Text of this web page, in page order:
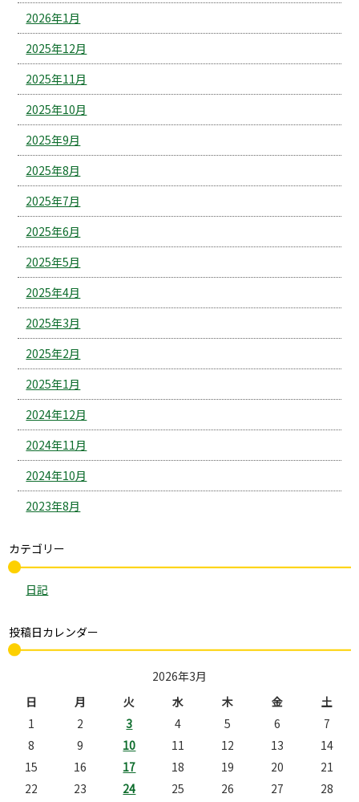
2026年1月
2025年12月
2025年11月
2025年10月
2025年9月
2025年8月
2025年7月
2025年6月
2025年5月
2025年4月
2025年3月
2025年2月
2025年1月
2024年12月
2024年11月
2024年10月
2023年8月
カテゴリー
日記
投稿日カレンダー
2026年3月
日
月 火 水 木 金
土
1
2 3 4 5 6
7
8
9 10 11 12 13
14
15
16 17 18 19 20
21
22
23 24 25 26 27 28